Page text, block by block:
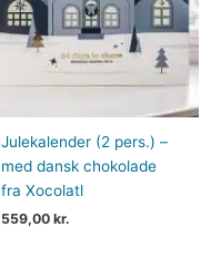
Julekalender (2 pers.) –
med dansk chokolade
fra Xocolatl
559,00kr.